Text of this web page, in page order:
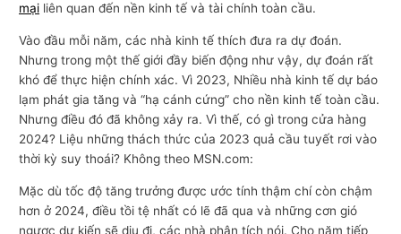
mại liên quan đến nền kinh tế và tài chính toàn cầu.
Vào đầu mỗi năm, các nhà kinh tế thích đưa ra dự đoán.
Nhưng trong một thế giới đầy biến động như vậy, dự đoán rất
khó để thực hiện chính xác. Vì 2023, Nhiều nhà kinh tế dự báo
lạm phát gia tăng và “hạ cánh cứng” cho nền kinh tế toàn cầu.
Nhưng điều đó đã không xảy ra. Vì thế, có gì trong cửa hàng
2024? Liệu những thách thức của 2023 quả cầu tuyết rơi vào
thời kỳ suy thoái? Không theo MSN.com:
Mặc dù tốc độ tăng trưởng được ước tính thậm chí còn chậm
hơn ở 2024, điều tồi tệ nhất có lẽ đã qua và những cơn gió
ngược dự kiến ​​sẽ dịu đi, các nhà phân tích nói. Cho năm tiếp